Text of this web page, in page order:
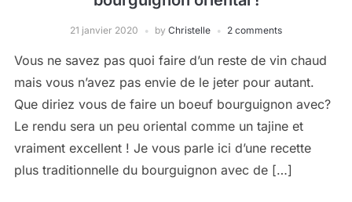
21 janvier 2020 by Christelle 2 comments
Vous ne savez pas quoi faire d’un reste de vin chaud
mais vous n’avez pas envie de le jeter pour autant.
Que diriez vous de faire un boeuf bourguignon avec?
Le rendu sera un peu oriental comme un tajine et
vraiment excellent ! Je vous parle ici d’une recette
plus traditionnelle du bourguignon avec de […]